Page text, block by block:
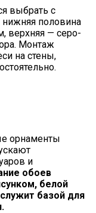
выбрать с
половина
верхняя — серо-
Монтаж
на стены,
орнаменты
и
обоев
белой
базой для